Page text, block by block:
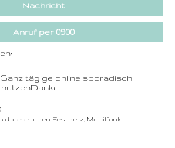
Nachricht
Anruf per 0900
Ganz tägige online sporadisch
a.d. deutschen Festnetz, Mobilfunk